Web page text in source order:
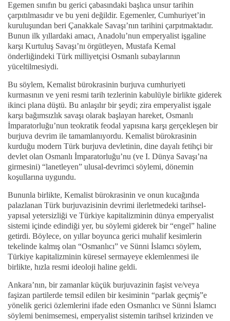
Egemen sınıfın bu gerici çabasındaki başlıca unsur tarihin
çarpıtılmasıdır ve bu yeni değildir. Egemenler, Cumhuriyet’in
kuruluşundan beri Çanakkale Savaşı’nın tarihini çarpıtmaktadır.
Bunun ilk yıllardaki amacı, Anadolu’nun emperyalist işgaline
karşı Kurtuluş Savaşı’nı örgütleyen, Mustafa Kemal
önderliğindeki Türk milliyetçisi Osmanlı subaylarının
yüceltilmesiydi.
Bu söylem, Kemalist bürokrasinin burjuva cumhuriyeti
kurmasının ve yeni resmi tarih tezlerinin kabulüyle birlikte giderek
ikinci plana düştü. Bu anlaşılır bir şeydi; zira emperyalist işgale
karşı bağımsızlık savaşı olarak başlayan hareket, Osmanlı
İmparatorluğu’nun teokratik feodal yapısına karşı gerçekleşen bir
burjuva devrim ile tamamlanıyordu. Kemalist bürokrasinin
kurduğu modern Türk burjuva devletinin, dine dayalı fetihçi bir
devlet olan Osmanlı İmparatorluğu’nu (ve I. Dünya Savaşı’na
girmesini) “lanetleyen” ulusal-devrimci söylemi, dönemin
koşullarına uygundu.
Bununla birlikte, Kemalist bürokrasinin ve onun kucağında
palazlanan Türk burjuvazisinin devrimi ilerletmedeki tarihsel-
yapısal yetersizliği ve Türkiye kapitalizminin dünya emperyalist
sistemi içinde edindiği yer, bu söylemi giderek bir “engel” haline
getirdi. Böylece, on yıllar boyunca gerici muhalif kesimlerin
tekelinde kalmış olan “Osmanlıcı” ve Sünni İslamcı söylem,
Türkiye kapitalizminin küresel sermayeye eklemlenmesi ile
birlikte, hızla resmi ideoloji haline geldi.
Ankara’nın, bir zamanlar küçük burjuvazinin faşist ve/veya
faşizan partilerde temsil edilen bir kesiminin “parlak geçmiş”e
yönelik gerici özlemlerini ifade eden Osmanlıcı ve Sünni İslamcı
söylemi benimsemesi, emperyalist sistemin tarihsel krizinden ve